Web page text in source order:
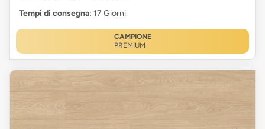
Tempi di consegna: 17 Giorni
CAMPIONE
PREMIUM